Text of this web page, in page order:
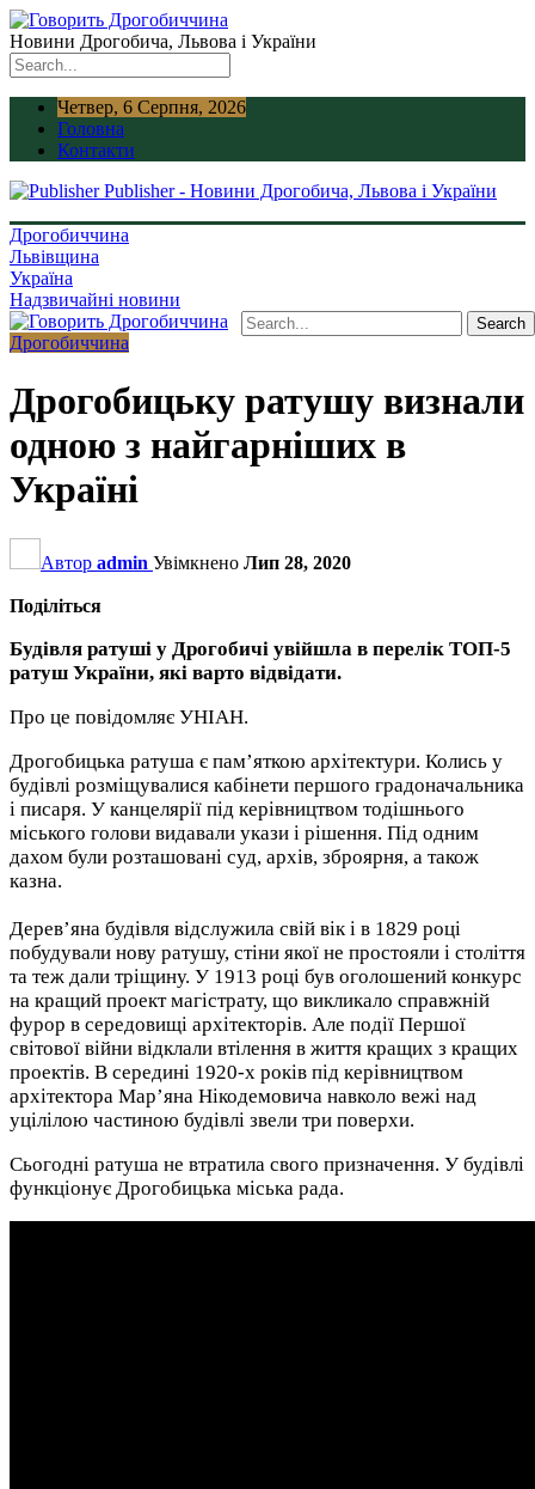
Новини Дрогобича, Львова і України
Четвер, 6 Серпня, 2026
Головна
Контакти
Publisher - Новини Дрогобича, Львова і України
Дрогобиччина
Львівщина
Україна
Надзвичайні новини
Дрогобиччина
Дрогобицьку ратушу визнали
одною з найгарніших в
Україні
Автор admin Увімкнено Лип 28, 2020
Поділіться
Будівля ратуші у Дрогобичі увійшла в перелік ТОП-5
ратуш України, які варто відвідати.
Про це повідомляє УНІАН.
Дрогобицька ратуша є пам’яткою архітектури. Колись у
будівлі розміщувалися кабінети першого градоначальника
і писаря. У канцелярії під керівництвом тодішнього
міського голови видавали укази і рішення. Під одним
дахом були розташовані суд, архів, зброярня, а також
казна.
Дерев’яна будівля відслужила свій вік і в 1829 році
побудували нову ратушу, стіни якої не простояли і століття
та теж дали тріщину. У 1913 році був оголошений конкурс
на кращий проект магістрату, що викликало справжній
фурор в середовищі архітекторів. Але події Першої
світової війни відклали втілення в життя кращих з кращих
проектів. В середині 1920-х років під керівництвом
архітектора Мар’яна Нікодемовича навколо вежі над
уцілілою частиною будівлі звели три поверхи.
Сьогодні ратуша не втратила свого призначення. У будівлі
функціонує Дрогобицька міська рада.